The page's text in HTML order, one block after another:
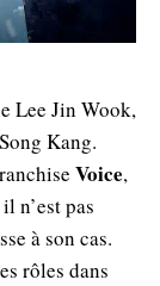
Lee Jin Wook,
Kang.
Voice,
n’est pas
à son cas.
rôles dans